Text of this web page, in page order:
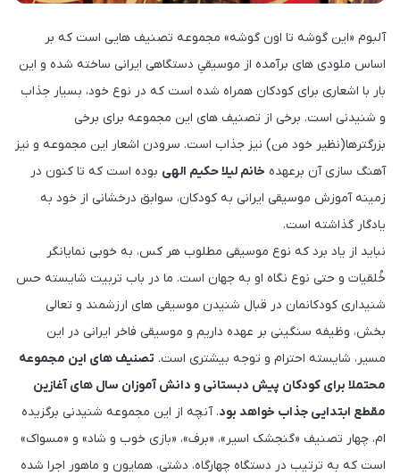
آلبوم «این گوشه تا اون گوشه» مجموعه تصنیف هایی است که بر
اساس ملودی های برآمده از موسیقیِ دستگاهی ایرانی ساخته شده و این
بار با اشعاری برای کودکان همراه شده است که در نوع خود، بسیار جذاب
و شنیدنی است. برخی از تصنیف های این مجموعه برای برخی
بزرگترها(نظیر خود من) نیز جذاب است. سرودن اشعار این مجموعه و نیز
آهنگ سازی آن برعهده خانم لیلا حکیم الهی بوده است که تا کنون در
زمینه آموزش موسیقی ایرانی به کودکان، سوابق درخشانی از خود به
یادگار گذاشته است.
نباید از یاد برد که نوع موسیقی مطلوب هر کس، به خوبی نمایانگر
خُلقیات و حتی نوع نگاه او به جهان است. ما در باب تربیت شایسته حس
شنیداری کودکانمان در قبال شنیدن موسیقی های ارزشمند و تعالی
بخش، وظیفه سنگینی بر عهده داریم و موسیقی فاخر ایرانی در این
مسیر، شایسته احترام و توجه بیشتری است. تصنیف های این مجموعه
محتملا برای کودکان پیش دبستانی و دانش آموزان سال های آغازین
مقطع ابتدایی جذاب خواهد بود. آنچه از این مجموعه شنیدنی برگزیده
ام، چهار تصنیف «گنجشک اسیر»، «برف»، «بازی خوب و شاد» و «مسواک»
است که به ترتیب در دستگاه چهارگاه، دشتی، همایون و ماهور اجرا شده